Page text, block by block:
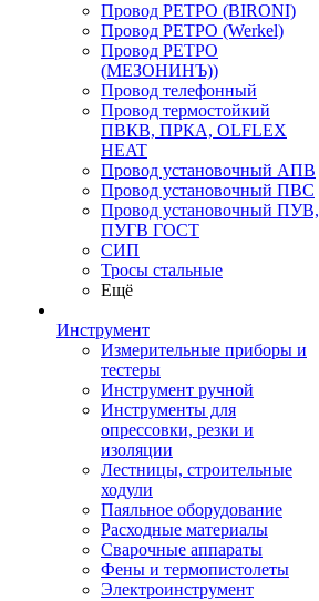
Провод РЕТРО (BIRONI)
Провод РЕТРО (Werkel)
Провод РЕТРО
(МЕЗОНИНЪ))
Провод телефонный
Провод термостойкий
ПВКВ, ПРКА, OLFLEX
HEAT
Провод установочный АПВ
Провод установочный ПВС
Провод установочный ПУВ,
ПУГВ ГОСТ
СИП
Тросы стальные
Ещё
Инструмент
Измерительные приборы и
тестеры
Инструмент ручной
Инструменты для
опрессовки, резки и
изоляции
Лестницы, строительные
ходули
Паяльное оборудование
Расходные материалы
Сварочные аппараты
Фены и термопистолеты
Электроинструмент